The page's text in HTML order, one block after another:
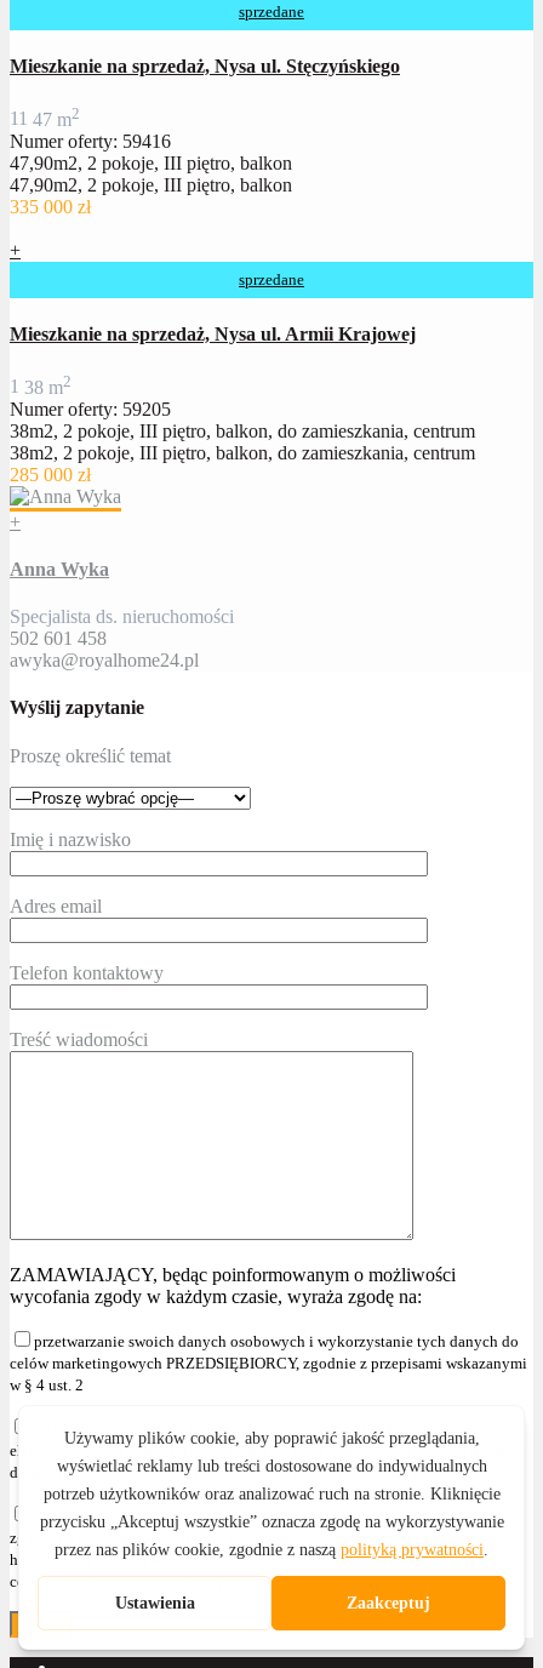
sprzedane
Mieszkanie na sprzedaż, Nysa ul. Stęczyńskiego
11 47 m2
Numer oferty: 59416
47,90m2, 2 pokoje, III piętro, balkon
47,90m2, 2 pokoje, III piętro, balkon
335 000 zł
+
sprzedane
Mieszkanie na sprzedaż, Nysa ul. Armii Krajowej
1 38 m2
Numer oferty: 59205
38m2, 2 pokoje, III piętro, balkon, do zamieszkania, centrum
38m2, 2 pokoje, III piętro, balkon, do zamieszkania, centrum
285 000 zł
+
Anna Wyka
Specjalista ds. nieruchomości
502 601 458
awyka@royalhome24.pl
Wyślij zapytanie
Proszę określić temat
Imię i nazwisko
Adres email
Telefon kontaktowy
Treść wiadomości
ZAMAWIAJĄCY, będąc poinformowanym o możliwości
wycofania zgody w każdym czasie, wyraża zgodę na:
przetwarzanie swoich danych osobowych i wykorzystanie tych danych do
celów marketingowych PRZEDSIĘBIORCY, zgodnie z przepisami wskazanymi
w § 4 ust. 2
otrzymywanie informacji handlowych za pomocą środków komunikacji
elektronicznej, zgodnie z ustawą z dnia 18 lipca 2002r. o świadczeniu usług
drogą elektroniczną (Dz. U. z 2020r. poz. 344 z późniejszymi zmianami )
przetwarzanie swoich danych osobowych i wykorzystanie tych danych,
zgodnie z przepisami wskazanymi w § 4 ust. 2 , w celu przesyłania informacji
handlowych oraz używania telekomunikacyjnych urządzeń końcowych dla
celów marketingu bezpośredniego."